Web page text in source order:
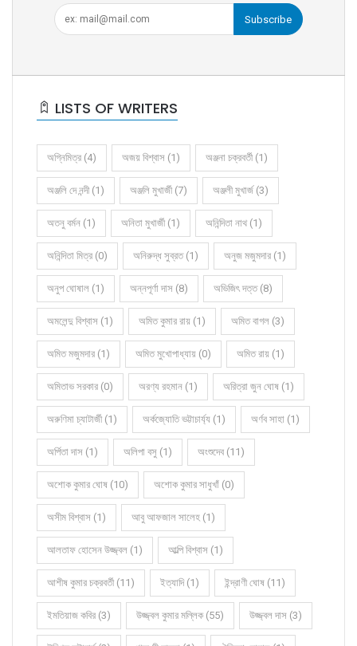
Subscribe
LISTS OF WRITERS
অগ্নিমিত্র (4) অজয় বিশ্বাস (1) অঞ্জনা চক্রবর্তী (1)
অঞ্জলি দে নন্দী (1) অঞ্জলি মুখার্জী (7) অঞ্জলী মুখার্জ (3)
অতনু বর্মন (1) অনিতা মুখার্জী (1) অনিন্দিতা নাথ (1)
অনিন্দিতা মিত্র (0) অনিরুদ্ধ সুব্রত (1) অনুজ মজুমদার (1)
অনুপ ঘোষাল (1) অন্নপূর্ণা দাস (8) অভিজিৎ দত্ত (8)
অমলেন্দু বিশ্বাস (1) অমিত কুমার রায় (1) অমিত বাগল (3)
অমিত মজুমদার (1) অমিত মুখোপাধ্যায় (0) অমিত রায় (1)
অমিতাভ সরকার (0) অরণ্য রহমান (1) অরিত্রা জুন ঘোষ (1)
অরুণিমা চ্যাটার্জী (1) অর্কজ্যোতি ভট্টাচার্য্য (1) অর্ণব সাহা (1)
অর্পিতা দাস (1) অলিপা বসু (1) অংশুদেব (11)
অশোক কুমার ঘোষ (10) অশোক কুমার সাধুখাঁ (0)
অসীম বিশ্বাস (1) আবু আফজাল সালেহ (1)
আলতাফ হোসেন উজ্জ্বল (1) আল্পি বিশ্বাস (1)
আশীষ কুমার চক্রবর্তী (11) ইত্যাদি (1) ইন্দ্রাণী ঘোষ (11)
ইমতিয়াজ কবির (3) উজ্জ্বল কুমার মল্লিক (55) উজ্জ্বল দাস (3)